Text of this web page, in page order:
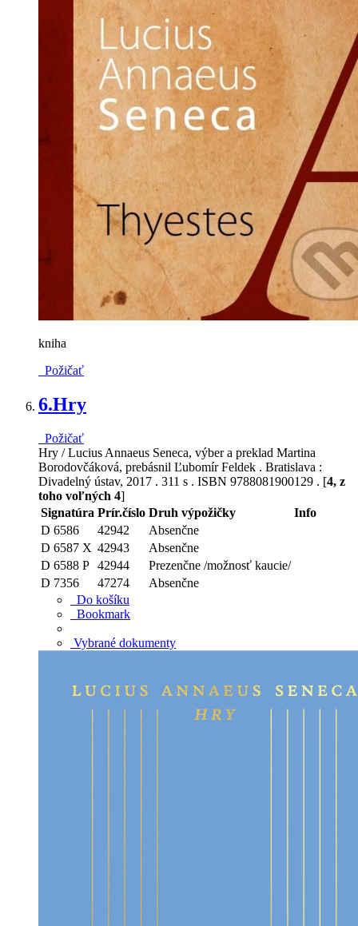
kniha
Požičať
6.Hry
Požičať
Hry / Lucius Annaeus Seneca, výber a preklad Martina
Borodovčáková, prebásnil Ľubomír Feldek . Bratislava :
Divadelný ústav, 2017 . 311 s . ISBN 9788081900129 . [4, z
toho voľných 4]
Signatúra Prír.číslo Druh výpožičky
Info
D 6586
42942
Absenčne
D 6587 X 42943
Absenčne
D 6588 P 42944
Prezenčne /možnosť kaucie/
D 7356
47274
Absenčne
Do košíku
Bookmark
Vybrané dokumenty